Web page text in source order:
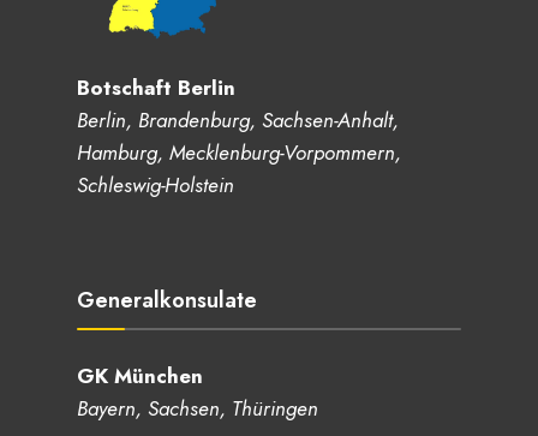
Botschaft Berlin
Berlin, Brandenburg, Sachsen-Anhalt,
Hamburg, Mecklenburg-Vorpommern,
Schleswig-Holstein
Generalkonsulate
GK München
Bayern, Sachsen, Thüringen